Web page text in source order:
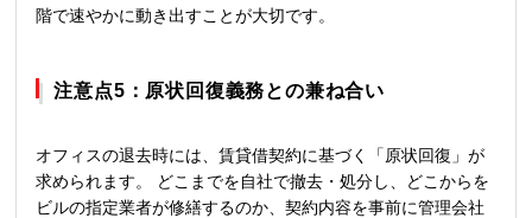
階で速やかに動き出すことが大切です。
注意点5：原状回復義務との兼ね合い
オフィスの退去時には、賃貸借契約に基づく「原状回復」が
求められます。 どこまでを自社で撤去・処分し、どこからを
ビルの指定業者が修繕するのか、契約内容を事前に管理会社